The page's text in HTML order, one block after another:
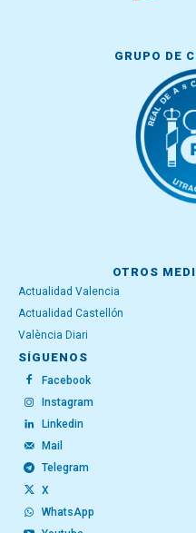
GRUPO DE
OTROS
Actualidad Valencia
Actualidad Castellón
València Diari
SÍGUENOS
Facebook
Instagram
Linkedin
Mail
Telegram
X
WhatsApp